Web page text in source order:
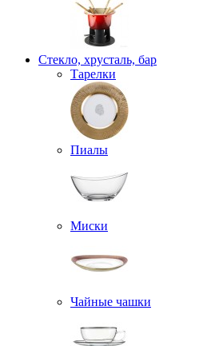
Стекло, хрусталь, бар
Тарелки
Пиалы
Миски
Чайные чашки